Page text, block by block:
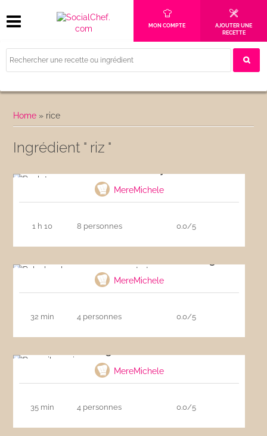
MON COMPTE
AJOUTER UNE
RECETTE
Home » rice
Ingrédient " riz "
MereMichele
1 h 10 8 personnes 0.0/5
MereMichele
32 min 4 personnes 0.0/5
MereMichele
35 min 4 personnes 0.0/5